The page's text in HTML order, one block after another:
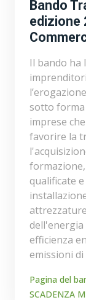
Bando
edizione
Il bando ha
sotto forma
imprese
favorire la
qualificate
dell'energia
efficienza
emissioni
Pagina del
SCADENZA